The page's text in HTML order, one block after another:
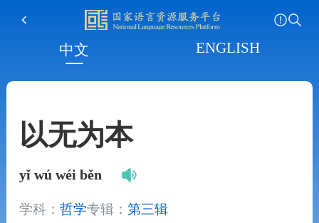
中文 ENGLISH
以无为本
yǐ wú wéi běn
学科： 哲学专辑： 第三辑